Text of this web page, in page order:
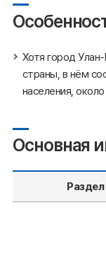
Хотя город
страны, в нём
населения,
Основная
Раздел